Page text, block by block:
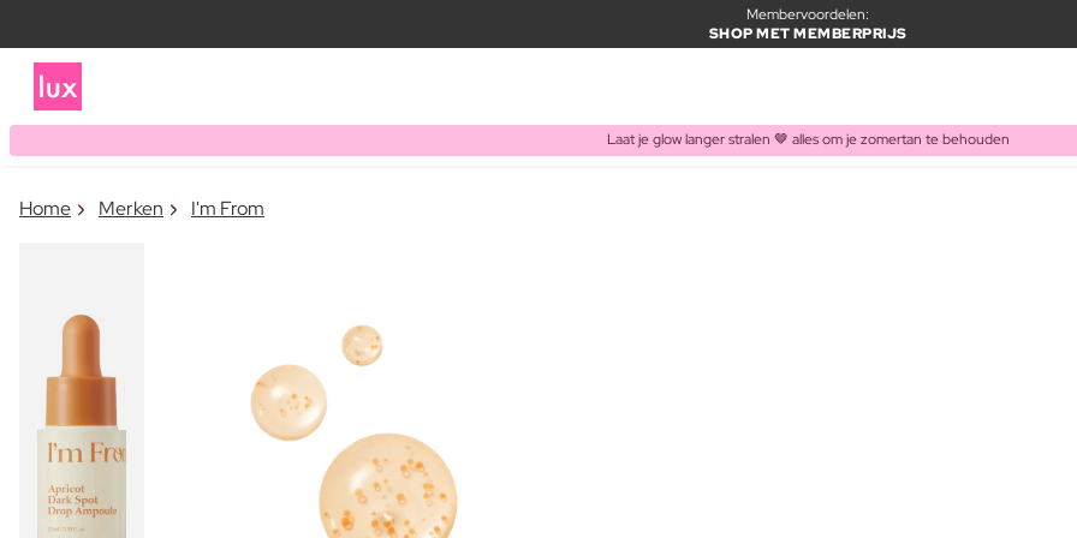
Membervoordelen:
SHOP MET MEMBERPRIJS
Laat je glow langer stralen 🤎 alles om je zomertan te behouden
Home Merken I'm From